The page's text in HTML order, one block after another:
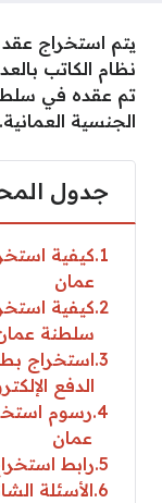
يتم استخراج
نظام الكاتب
تم عقده في
الجنسية العمانية.
جدول
1 كيفية
عمان
2 كيفية
سلطنة
3 استخراج
الدفع
4 رسوم
عمان
5 رابط
6 الأسئلة